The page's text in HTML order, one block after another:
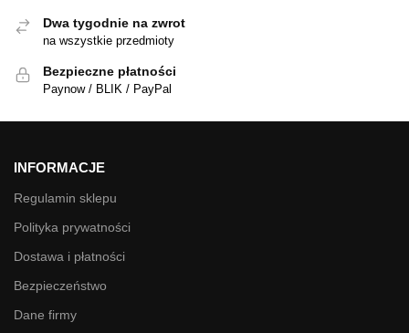
Dwa tygodnie na zwrot
na wszystkie przedmioty
Bezpieczne płatności
Paynow / BLIK / PayPal
INFORMACJE
Regulamin sklepu
Polityka prywatności
Dostawa i płatności
Bezpieczeństwo
Dane firmy